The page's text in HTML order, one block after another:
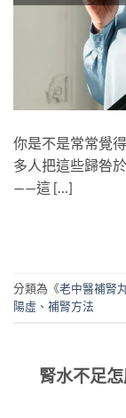
你是不是常常覺
多人把這些歸咎
——這 […]
分類為《老中醫補腎
陽虛 、 補腎方法
腎水不足